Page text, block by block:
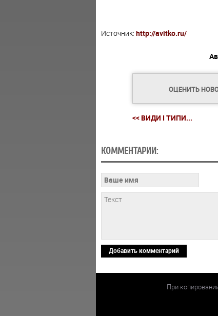
Источник: http://avitko.ru/
ОЦЕНИТЬ
<< ВИДИ І ТИПИ...
КОММЕНТАРИИ:
Добавить комментарий
При